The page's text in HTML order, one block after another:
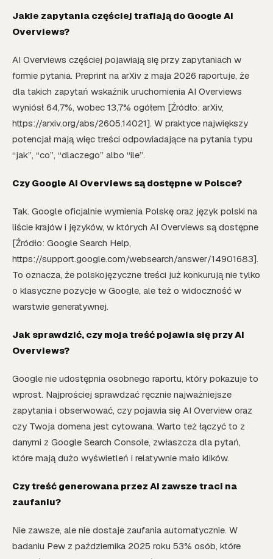
Jakie zapytania częściej trafiają do Google AI
Overviews?
AI Overviews częściej pojawiają się przy zapytaniach w
formie pytania. Preprint na arXiv z maja 2026 raportuje, że
dla takich zapytań wskaźnik uruchomienia AI Overviews
wyniósł 64,7%, wobec 13,7% ogółem [Źródło: arXiv,
https://arxiv.org/abs/2605.14021]. W praktyce największy
potencjał mają więc treści odpowiadające na pytania typu
“jak”, “co”, “dlaczego” albo “ile”.
Czy Google AI Overviews są dostępne w Polsce?
Tak. Google oficjalnie wymienia Polskę oraz język polski na
liście krajów i języków, w których AI Overviews są dostępne
[Źródło: Google Search Help,
https://support.google.com/websearch/answer/14901683].
To oznacza, że polskojęzyczne treści już konkurują nie tylko
o klasyczne pozycje w Google, ale też o widoczność w
warstwie generatywnej.
Jak sprawdzić, czy moja treść pojawia się przy AI
Overviews?
Google nie udostępnia osobnego raportu, który pokazuje to
wprost. Najprościej sprawdzać ręcznie najważniejsze
zapytania i obserwować, czy pojawia się AI Overview oraz
czy Twoja domena jest cytowana. Warto też łączyć to z
danymi z Google Search Console, zwłaszcza dla pytań,
które mają dużo wyświetleń i relatywnie mało klików.
Czy treść generowana przez AI zawsze traci na
zaufaniu?
Nie zawsze, ale nie dostaje zaufania automatycznie. W
badaniu Pew z października 2025 roku 53% osób, które